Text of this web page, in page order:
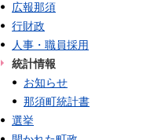
広報那須
行財政
人事・職員採用
統計情報
お知らせ
那須町統計書
選挙